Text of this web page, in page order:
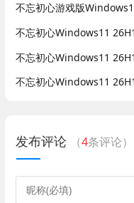
发布评论 （4条评论）